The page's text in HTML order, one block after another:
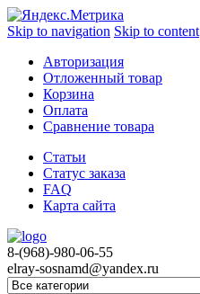
Skip to navigation Skip to content
Авторизация
Отложенный товар
Корзина
Оплата
Сравнение товара
Статьи
Статус заказа
FAQ
Карта сайта
8-(968)-980-06-55
elray-sosnamd@yandex.ru